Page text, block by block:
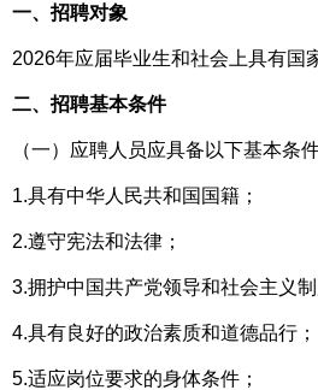
一、招聘对象
2026年应届毕业生和社会上具有国
二、招聘基本条件
（一）应聘人员应具备以下基本条件
1.具有中华人民共和国国籍；
2.遵守宪法和法律；
3.拥护中国共产党领导和社会主义制
4.具有良好的政治素质和道德品行；
5.适应岗位要求的身体条件；